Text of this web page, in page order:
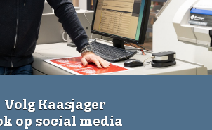
Volg Kaasjager
op social media